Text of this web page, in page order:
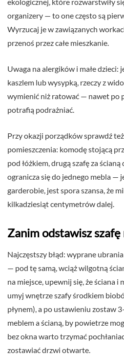
organizery — to one często są
Wyrzucaj je w zawiązanych
przenoś przez całe mieszkanie.
Uwaga na alergików i małe dzieci:
kaszlem lub wysypką, rzeczy z
wymienić niż ratować — nawet po
potrafią podrażniać.
Przy okazji porządków sprawdź
pomieszczenia: komodę stojącą
pod łóżkiem, drugą szafę za
ogranicza się do jednego mebla —
garderobie, jest spora szansa, że
kilkadziesiąt centymetrów dalej.
Zanim odstawisz szafę
Najczęstszy błąd: wyprane
— pod tę samą, wciąż wilgotną
na miejsce, upewnij się, że ściana i
umyj wnętrze szafy środkiem
płynem), a po ustawieniu zostaw
meblem a ścianą, by powietrze
bez okna warto trzymać
zostawiać drzwi otwarte.